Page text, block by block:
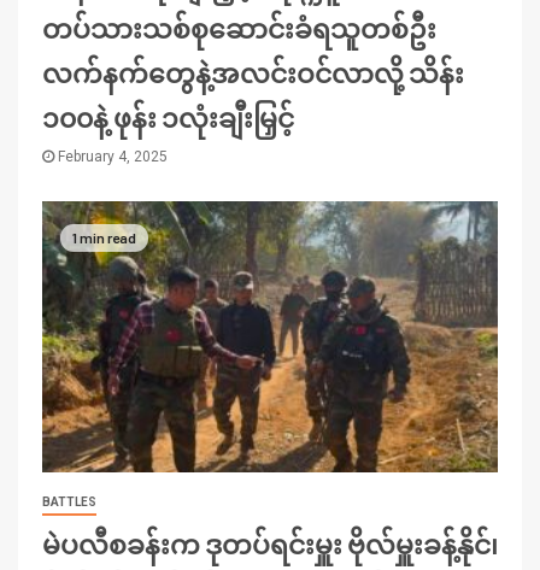
တပ်သားသစ်စုဆောင်းခံရသူတစ်ဦး
လက်နက်တွေနဲ့အလင်းဝင်လာလို့ သိန်း
၁၀၀နဲ့ ဖုန်း ၁လုံးချီးမြှင့်
February 4, 2025
1 min read
BATTLES
မဲပလီစခန်းက ဒုတပ်ရင်းမှူး ဗိုလ်မှူးခန့်နိုင်၊